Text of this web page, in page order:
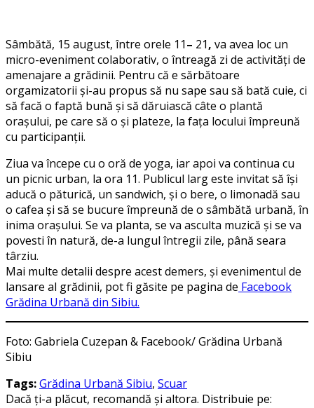
Sâmbătă, 15 august, între orele 11– 21, va avea loc un
micro-eveniment colaborativ, o întreagă zi de activități de
amenajare a grădinii. Pentru că e sărbătoare
orgamizatorii și-au propus să nu sape sau să bată cuie, ci
să facă o faptă bună și să dăruiască câte o plantă
orașului, pe care să o și plateze, la fața locului împreună
cu participanții.
Ziua va începe cu o oră de yoga, iar apoi va continua cu
un picnic urban, la ora 11. Publicul larg este invitat să își
aducă o păturică, un sandwich, și o bere, o limonadă sau
o cafea și să se bucure împreună de o sâmbătă urbană, în
inima orașului. Se va planta, se va asculta muzică și se va
povesti în natură, de-a lungul întregii zile, până seara
târziu.
Mai multe detalii despre acest demers, și evenimentul de
lansare al grădinii, pot fi găsite pe pagina de Facebook
Grădina Urbană din Sibiu.
Foto: Gabriela Cuzepan & Facebook/ Grădina Urbană
Sibiu
Tags:Grădina Urbană Sibiu, Scuar
Dacă ți-a plăcut, recomandă și altora. Distribuie pe: